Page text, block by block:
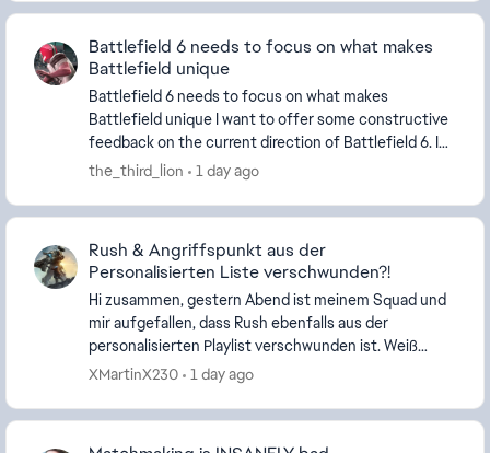
Battlefield 6 needs to focus on what makes
Battlefield unique
Battlefield 6 needs to focus on what makes
Battlefield unique I want to offer some constructive
feedback on the current direction of Battlefield 6. I
believe Battlefield 6 has a very strong foundat...
the_third_lion 1 day ago
Rush & Angriffspunkt aus der
Personalisierten Liste verschwunden?!
Hi zusammen, gestern Abend ist meinem Squad und
mir aufgefallen, dass Rush ebenfalls aus der
personalisierten Playlist verschwunden ist. Weiß
jemand, warum der Modus entfernt wurde? Bei
XMartinX230 1 day ago